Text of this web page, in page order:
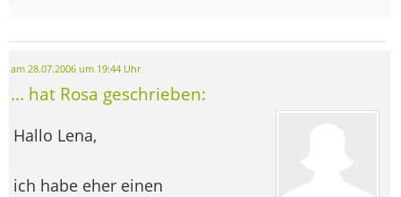
am 28.07.2006 um 19:44 Uhr
... hat Rosa geschrieben:
Hallo Lena,
ich habe eher einen